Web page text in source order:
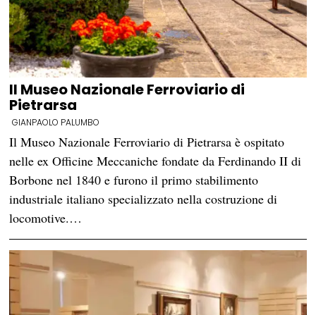
Il Museo Nazionale Ferroviario di
Pietrarsa
GIANPAOLO PALUMBO
Il Museo Nazionale Ferroviario di Pietrarsa è ospitato
nelle ex Officine Meccaniche fondate da Ferdinando II di
Borbone nel 1840 e furono il primo stabilimento
industriale italiano specializzato nella costruzione di
locomotive.…